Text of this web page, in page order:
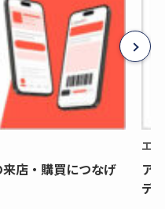
店・購買につなげ
エ
ア
デ